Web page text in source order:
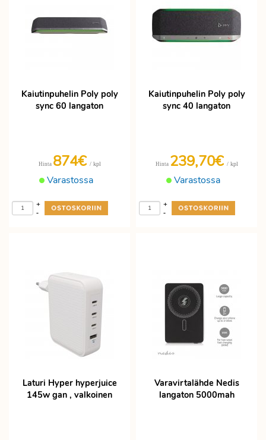
Kaiutinpuhelin Poly poly
sync 60 langaton
Varastossa
Hinta 874€ / kpl
-
+
Kaiutinpuhelin Poly poly
sync 40 langaton
Varastossa
Hinta 239,70€ / kpl
-
+
Laturi Hyper hyperjuice
145w gan , valkoinen
Varavirtalähde Nedis
langaton 5000mah